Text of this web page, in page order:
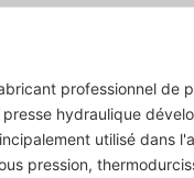
professionnel de
hydraulique
utilisé dans
pression,